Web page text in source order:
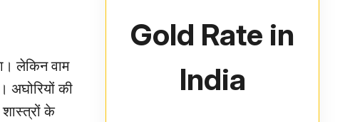
लेकिन वाम
अघोरियों की
के
Gold Rate in
India